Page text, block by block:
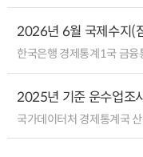
2026년 6월 국제수지(
한국은행 경제통계1국 금융
2025년 기준 운수업조
국가데이터처 경제통계국